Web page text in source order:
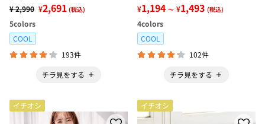
¥ 2,990 ¥2,691 (税込)
5colors
COOL
193件
チラ見をする
¥1,194 ～ ¥1,493 (税込)
4colors
COOL
102件
チラ見をする
イチオシ イチオシ